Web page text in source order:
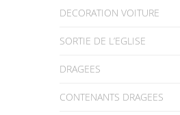
DECORATION VOITURE
SORTIE DE L’EGLISE
DRAGEES
CONTENANTS DRAGEES